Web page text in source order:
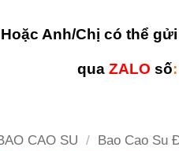
Hoặc Anh/Chị có thể
qua ZALO số:
CAO SU / Bao Cao Su